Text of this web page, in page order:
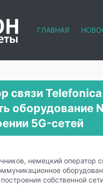
ГЛАВНАЯ
связи
оборудование
5G-сетей
немецкий оператор
собственной